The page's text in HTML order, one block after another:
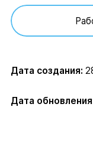
Дата создания:
Дата